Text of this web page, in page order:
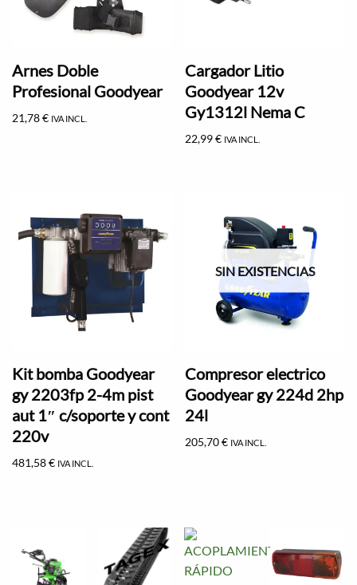
Arnes Doble
Profesional Goodyear
21,78€ IVA INCL.
Cargador Litio
Goodyear 12v
Gy1312l Nema C
22,99€ IVA INCL.
Kit bomba Goodyear
gy 2203fp 2-4m pist
aut 1″ c/soporte y cont
220v
481,58€ IVA INCL.
SIN EXISTENCIAS
Compresor electrico
Goodyear gy 224d 2hp
24l
205,70€ IVA INCL.